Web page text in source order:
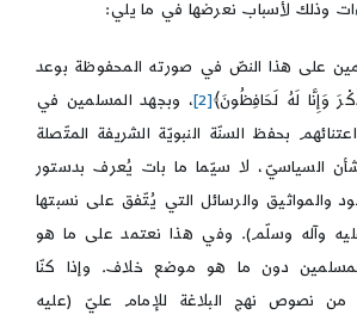
وذلك لأسباب نعرضها في ما يلي:
على هذا النصّ في صورته المحفوظة بوعد
وَإِنَّا لَهُ لَحَافِظُونَ﴾[2]
، وبجهد المسلمين في
بحفظ السنّة النبويّة الشريفة المتّصلة
السياسيّ، لا سيّما ما بات يُعرف بدستور
والمواثيق والرسائل التي يُتّفق على نسبتها
وآله وسلّم). وفي هذا نعتمد على ما هو
دون ما هو موضع خلاف. وإذا كنّا
من نصوص نهج البلاغة للإمام عليّ (عليه